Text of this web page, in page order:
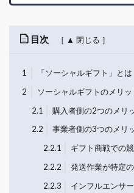
目次
1
「ソーシャルギフト」とは
2
ソーシャルギフトのメリッ
2.1
購入者側の2つのメリ
2.2
事業者側の3つのメリ
2.2.1
ギフト商戦での
2.2.2
発送作業が特定
2.2.3
インフルエンサ